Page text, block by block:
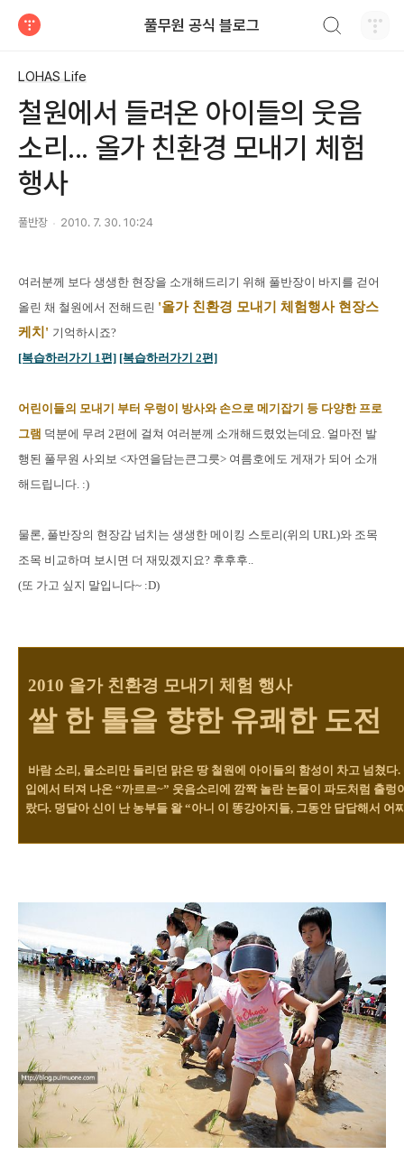
풀무원 공식 블로그
LOHAS Life
철원에서 들려온 아이들의 웃음
소리... 올가 친환경 모내기 체험
행사
풀반장 2010. 7. 30. 10:24
여러분께 보다 생생한 현장을 소개해드리기 위해 풀반장이 바지를 걷어
올린 채 철원에서 전해드린 '올가 친환경 모내기 체험행사 현장스
케치' 기억하시죠?
[복습하러가기 1편] [복습하러가기 2편]
어린이들의 모내기 부터 우렁이 방사와 손으로 메기잡기 등 다양한 프로
그램 덕분에 무려 2편에 걸쳐 여러분께 소개해드렸었는데요. 얼마전 발
행된 풀무원 사외보 <자연을담는큰그릇> 여름호에도 게재가 되어 소개
해드립니다. :)
물론, 풀반장의 현장감 넘치는 생생한 메이킹 스토리(위의 URL)와 조목
조목 비교하며 보시면 더 재밌겠지요? 후후후..
(또 가고 싶지 말입니다~ :D)
2010 올가 친환경 모내기 체험 행사
쌀 한 톨을 향한 유쾌한 도전
바람 소리, 물소리만 들리던 맑은 땅 철원에 아이들의 함성이 차고 넘쳤다
입에서 터져 나온 “까르르~” 웃음소리에 깜짝 놀란 논물이 파도처럼 출렁
랐다. 덩달아 신이 난 농부들 왈 “아니 이 똥강아지들, 그동안 답답해서 어